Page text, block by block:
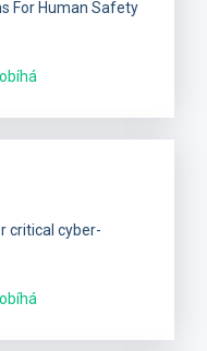
For Human Safety
critical cyber-